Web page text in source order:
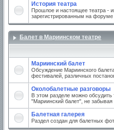
История театра
Прошлое и настоящее театра -
зарегистрированным на форуме
Балет в Мариинском театре
Мариинский балет
Обсуждение Мариинского
фестивалей, различных
Околобалетные разговоры
В этом разделе можно
"Мариинский балет", не
Балетная галерея
Раздел создан для балетных